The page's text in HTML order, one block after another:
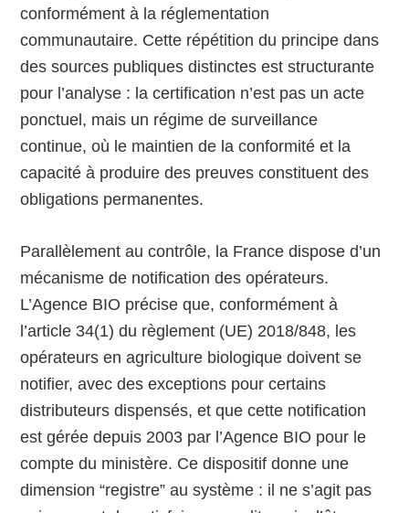
conformément à la réglementation
communautaire. Cette répétition du principe dans
des sources publiques distinctes est structurante
pour l’analyse : la certification n’est pas un acte
ponctuel, mais un régime de surveillance
continue, où le maintien de la conformité et la
capacité à produire des preuves constituent des
obligations permanentes.
Parallèlement au contrôle, la France dispose d’un
mécanisme de notification des opérateurs.
L’Agence BIO précise que, conformément à
l’article 34(1) du règlement (UE) 2018/848, les
opérateurs en agriculture biologique doivent se
notifier, avec des exceptions pour certains
distributeurs dispensés, et que cette notification
est gérée depuis 2003 par l’Agence BIO pour le
compte du ministère. Ce dispositif donne une
dimension “registre” au système : il ne s’agit pas